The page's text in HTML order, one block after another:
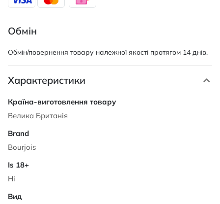
Обмін
Обмін/повернення товару належної якості протягом 14 днів.
Характеристики
Характеристики
Велика Британія
Bourjois
Ні